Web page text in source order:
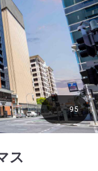
ス
95